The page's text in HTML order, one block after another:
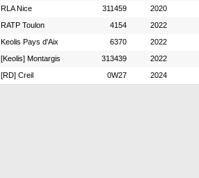
RLA Nice 311459 2020
RATP Toulon 4154 2022
Keolis Pays d'Aix 6370 2022
[Keolis] Montargis 313439 2022
[RD] Creil 0W27 2024